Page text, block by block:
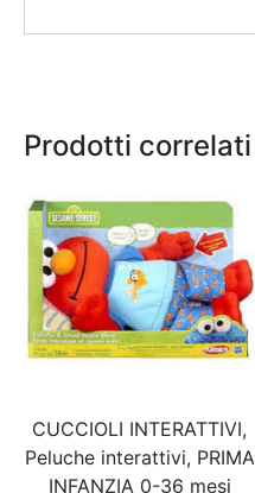
Prodotti correlati
CUCCIOLI INTERATTIVI,
Peluche interattivi, PRIMA
INFANZIA 0-36 mesi